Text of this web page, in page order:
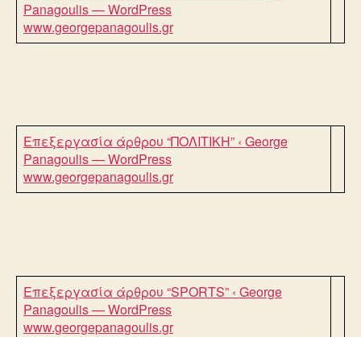
Panagoulis — WordPress
www.georgepanagoulis.gr
Επεξεργασία άρθρου “ΠΟΛΙΤΙΚΗ” ‹ George
Panagoulis — WordPress
www.georgepanagoulis.gr
Επεξεργασία άρθρου “SPORTS” ‹ George
Panagoulis — WordPress
www.georgepanagoulis.gr